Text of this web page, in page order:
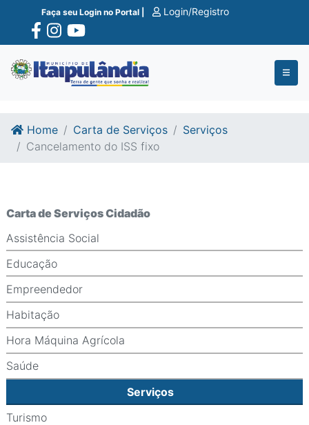
Ir para o conte�do
Ir para o fim do conte�do
Faça seu Login no Portal | Login/Registro
Home Carta de Serviços
Serviços
Cancelamento do ISS fixo
Carta de Serviços Cidadão
Assistência Social
Educação
Empreendedor
Habitação
Hora Máquina Agrícola
Saúde
Serviços
Turismo